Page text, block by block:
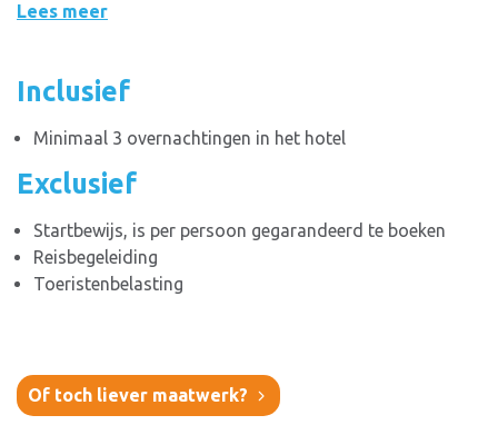
Lees meer
Inclusief
Minimaal 3 overnachtingen in het hotel
Exclusief
Startbewijs, is per persoon gegarandeerd te boeken
Reisbegeleiding
Toeristenbelasting
Of toch liever maatwerk?